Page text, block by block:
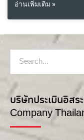
อ่านเพิ่มเติม »
บริษัทประเมินอิส
Company